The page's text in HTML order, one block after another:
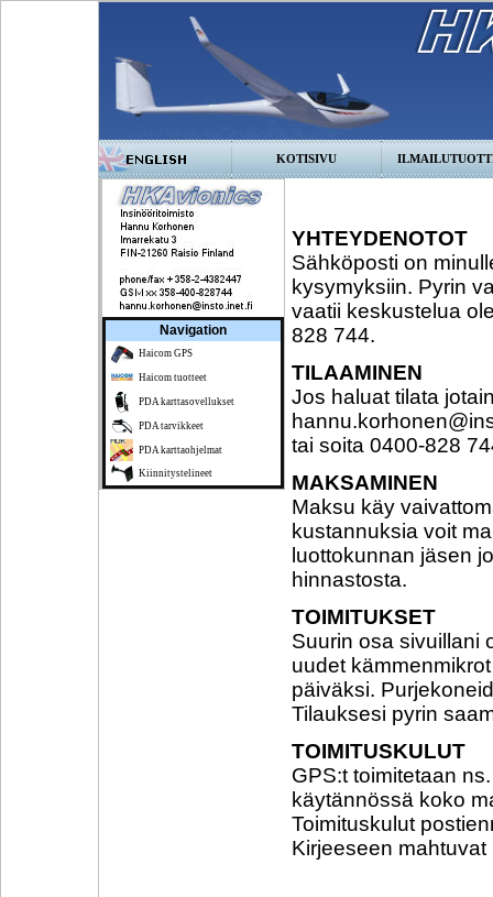
KOTISIVU
Navigation
Haicom GPS
Haicom tuotteet
PDA karttasovellukset
PDA tarvikkeet
PDA karttaohjelmat
Kiinnitystelineet
YHTEYDENOTOT
Sähköposti on
kysymyksiin. Pyrin
vaatii keskustelua
828 744.
TILAAMINEN
Jos haluat tilata
tai soita 0400-828
MAKSAMINEN
Maksu käy
kustannuksia voit
luottokunnan jäsen
hinnastosta.
TOIMITUKSET
Suurin osa sivuillani
uudet
päiväksi.
Tilauksesi pyrin
TOIMITUSKULUT
GPS:t toimitetaan
käytännössä koko
Toimituskulut
Kirjeeseen